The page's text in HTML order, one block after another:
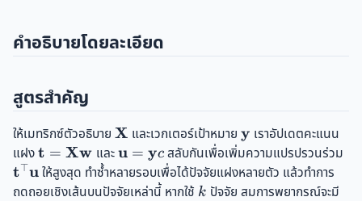
คำอธิบายโดยละเอียด
สูตรสำคัญ
ให้เมทริกซ์ตัวอธิบาย \mathbf{X}
X และเวกเตอร์เป้าหมาย \mathbf{y}
y เราอัปเดตคะแนน
แฝง \mathbf{t} =
\mathbf{X}\mathbf{w}
t = Xw และ \mathbf{u}
=
\mathbf{y}
u = yc สลับกันเพื่อเพิ่มความแปรปรวนร่วม
t⊤u ให้สูงสุด ทำซ้ำหลายรอบเพื่อได้ปัจจัยแฝงหลายตัว แล้วทำการ
ถดถอยเชิงเส้นบนปัจจัยเหล่านี้ หากใช้ k
k ปัจจัย สมการพยากรณ์จะมี